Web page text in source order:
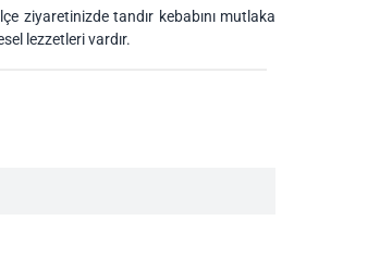
ziyaretinizde tandır kebabını mutlaka
lezzetleri vardır.